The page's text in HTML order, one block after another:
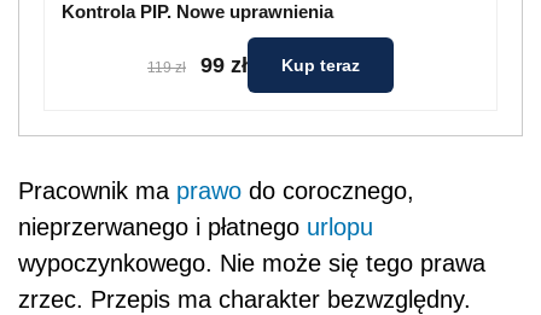
Kontrola PIP. Nowe uprawnienia
119 zł 99 zł Kup teraz
Pracownik ma prawo do corocznego,
nieprzerwanego i płatnego urlopu
wypoczynkowego. Nie może się tego prawa
zrzec. Przepis ma charakter bezwzględny.